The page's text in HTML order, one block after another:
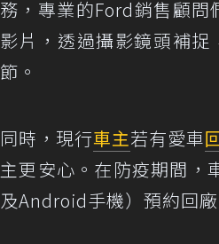
務，專業的Ford銷售顧問
影片，透過攝影鏡頭補
節。
同時，現行車主若有愛車
主更安心。在防疫期間，
及Android手機）預約回